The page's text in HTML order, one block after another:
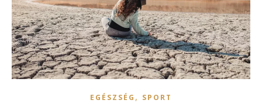
EGÉSZSÉG , SPORT